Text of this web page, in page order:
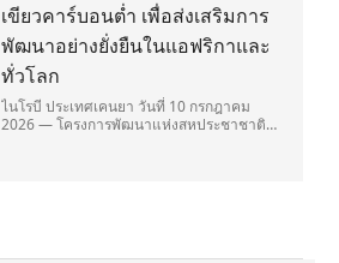
เขียวคาร์บอนต่ำ เพื่อส่งเสริมการ
พัฒนาอย่างยั่งยืนในแอฟริกาและ
ทั่วโลก
ไนโรบี ประเทศเคนยา วันที่ 10 กรกฎาคม
2026 — โครงการพัฒนาแห่งสหประชาชาติ